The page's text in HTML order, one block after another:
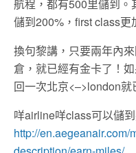
航程，都有500里儲到
儲到200%，first class更
換句黎講，只要兩年內
倉，就已經有金卡了！
回一次北京<–>london就
咩airline咩class可以儲
http://